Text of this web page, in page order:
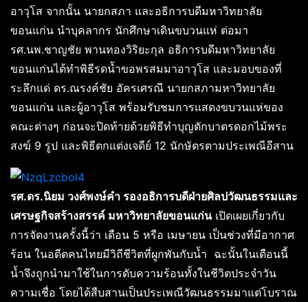
อาวุโส จากนั้น นายกสภา และอธิการบดีมหาวิทยาลัย
ขอนแก่น นำบุคลากร นักศึกษาเดินขบวนแห่ ต่อมา
รศ.นพ.ชาญชัย พานทองวิริยะกุล อธิการบดีมหาวิทยาลัย
ขอนแก่นได้ทำพิธีรดน้ำขอพรสมมาอาวุโส และมอบของที่
ระลึกแด่ ดร.ณรงค์ชัย อัครเศรณี นายกสภามหาวิทยาลัย
ขอนแก่น และผู้อาวุโส พร้อมรับชมการแสดงขบวนแห่ของ
คณะต่างๆ ก่อนจะปิดท้ายด้วยพิธีทำบุญตักบาตรดอกไม้พระ
สงฆ์ 9 รูป และพิธีตกแต่งเจดีย์ 12 นักษัตรตามประเพณีอีสาน
รศ.ดร.นิยม วงศ์พงษ์คำ รองอธิการบดีฝ่ายศิลปวัฒนธรรมและ
เศรษฐกิจสร้างสรรค์ มหาวิทยาลัยขอนแก่นเปิดเผยเกี่ยวกับ
การจัดงานครั้งนี้ว่า เดือน 5 หรือ เมษายน เป็นช่วงที่มีอากาศ
ร้อน ในอดีตคนไทยมีวิถีชีวิตที่ผูกพันกับน้ำ ฉะนั้นในเดือนนี้
น้ำจึงถูกนำมาใช้ในการดับความร้อนทั้งในชีวิตประจำวัน
ความเชื่อ โดยได้สืบสานเป็นประเพณีวัฒนธรรมมาแต่โบราณ